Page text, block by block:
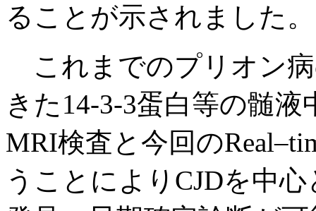
ることが示されました。
これまでのプリオン
きた14-3-3蛋白等の髄
MRI検査と今回の
うことによりCJDを中